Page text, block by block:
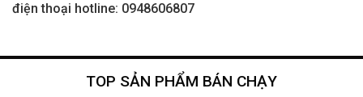
điện thoại hotline: 0948606807
TOP SẢN PHẨM BÁN CHẠY